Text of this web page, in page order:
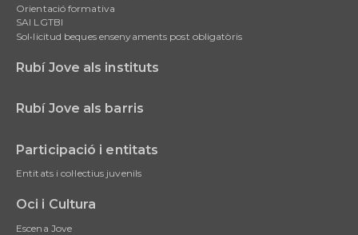
Orientació formativa
SAI LGTBI
Sol•licitud beques ensenyaments post obligatòris
Rubí Jove als instituts
Rubí Jove als barris
Participació i entitats
Entitats i col·lectius juvenils
Oci i Cultura
Escena Jove